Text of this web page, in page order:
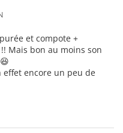
et compote +
Mais bon au moins son
effet encore un peu de